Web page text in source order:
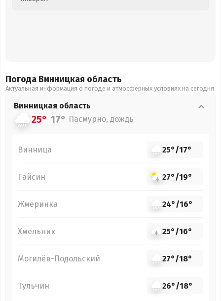
Погода Винницкая область
Актуальная информация о погоде и атмосферных условиях на сегодня
Винницкая область
25° 17° Пасмурно, дождь
Винница 25°/17°
Гайсин 27°/19°
Жмеринка 24°/16°
Хмельник 25°/16°
Могилёв-Подольский 27°/18°
Тульчин 26°/18°